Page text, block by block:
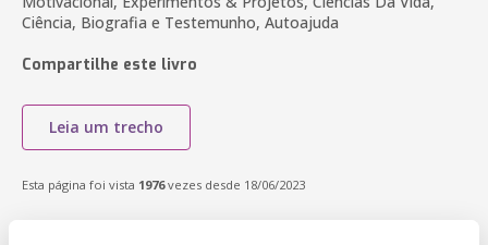
Ciência, Biografia e Testemunho, Autoajuda
Compartilhe este livro
Leia um trecho
Esta página foi vista 1976vezes desde 18/06/2023